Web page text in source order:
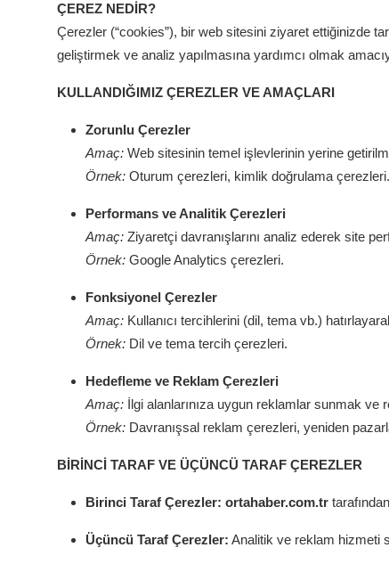
Bakanlıklar
Kaymakamlıklar
Siyasi Partiler
Yerel Yönetimler
Mülki İdare
Toplum ve Yaşam
Sivil Toplum Kuruluşları
Kamu Kurumları ve Üst Kurullar
ÇEREZ NEDİR?
Çerezler (“cookies”), bir web sitesini ziyaret ettiğinizde
geliştirmek ve analiz yapılmasına yardımcı olmak
KULLANDIĞIMIZ ÇEREZLER VE AMAÇLARI
Zorunlu Çerezler
Amaç: Web sitesinin temel işlevlerinin yerine
Örnek: Oturum çerezleri, kimlik doğrulama çerezleri.
Performans ve Analitik Çerezleri
Amaç: Ziyaretçi davranışlarını analiz ederek site
Örnek: Google Analytics çerezleri.
Fonksiyonel Çerezler
Amaç: Kullanıcı tercihlerini (dil, tema vb.)
Örnek: Dil ve tema tercih çerezleri.
Hedefleme ve Reklam Çerezleri
Amaç: İlgi alanlarınıza uygun reklamlar sunmak ve
Örnek: Davranışsal reklam çerezleri, yeniden
BİRİNCİ TARAF VE ÜÇÜNCÜ TARAF ÇEREZLER
Birinci Taraf Çerezler: ortahaber.com.tr
Üçüncü Taraf Çerezler: Analitik ve reklam hizmeti